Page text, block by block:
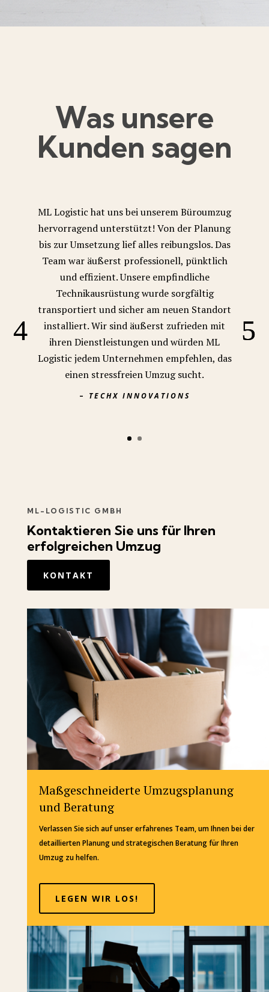
Was unsere
Kunden sagen
ML Logistic hat uns bei unserem Büroumzug
hervorragend unterstützt! Von der Planung
bis zur Umsetzung lief alles reibungslos. Das
Team war äußerst professionell, pünktlich
und effizient. Unsere empfindliche
Technikausrüstung wurde sorgfältig
transportiert und sicher am neuen Standort
installiert. Wir sind äußerst zufrieden mit
ihren Dienstleistungen und würden ML
Logistic jedem Unternehmen empfehlen, das
einen stressfreien Umzug sucht.
– TECHX INNOVATIONS
ML-LOGISTIC GMBH
Kontaktieren Sie uns für Ihren
erfolgreichen Umzug
KONTAKT
Maßgeschneiderte Umzugsplanung
und Beratung
Verlassen Sie sich auf unser erfahrenes Team, um Ihnen bei der
detaillierten Planung und strategischen Beratung für Ihren
Umzug zu helfen.
LEGEN WIR LOS!